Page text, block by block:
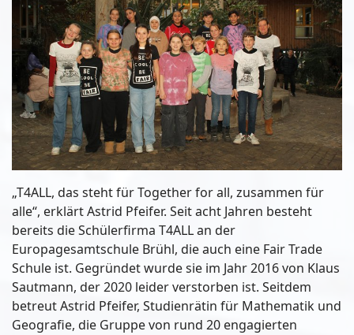
„T4ALL, das steht für Together for all, zusammen für
alle“, erklärt Astrid Pfeifer. Seit acht Jahren besteht
bereits die Schülerfirma T4ALL an der
Europagesamtschule Brühl, die auch eine Fair Trade
Schule ist. Gegründet wurde sie im Jahr 2016 von Klaus
Sautmann, der 2020 leider verstorben ist. Seitdem
betreut Astrid Pfeifer, Studienrätin für Mathematik und
Geografie, die Gruppe von rund 20 engagierten